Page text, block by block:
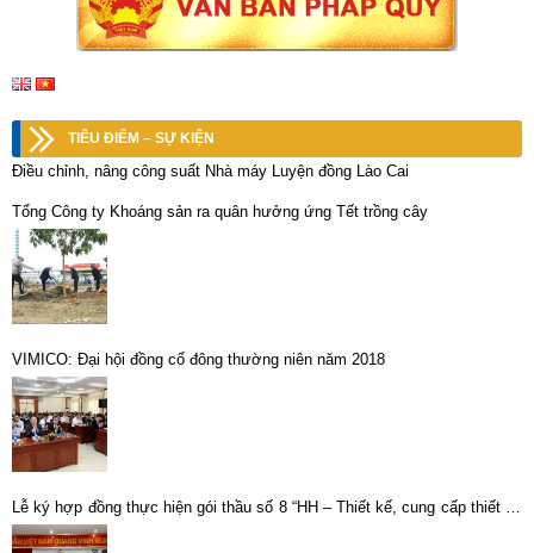
TIÊU ĐIỂM – SỰ KIỆN
Điều chỉnh, nâng công suất Nhà máy Luyện đồng Lào Cai
Tổng Công ty Khoáng sản ra quân hưởng ứng Tết trồng cây
VIMICO: Đại hội đồng cổ đông thường niên năm 2018
Lễ ký hợp đồng thực hiện gói thầu số 8 “HH – Thiết kế, cung cấp thiết bị,
vật tư và lắp đặt Nhà máy luyện đồng công suất 20.000 tấn/năm”.